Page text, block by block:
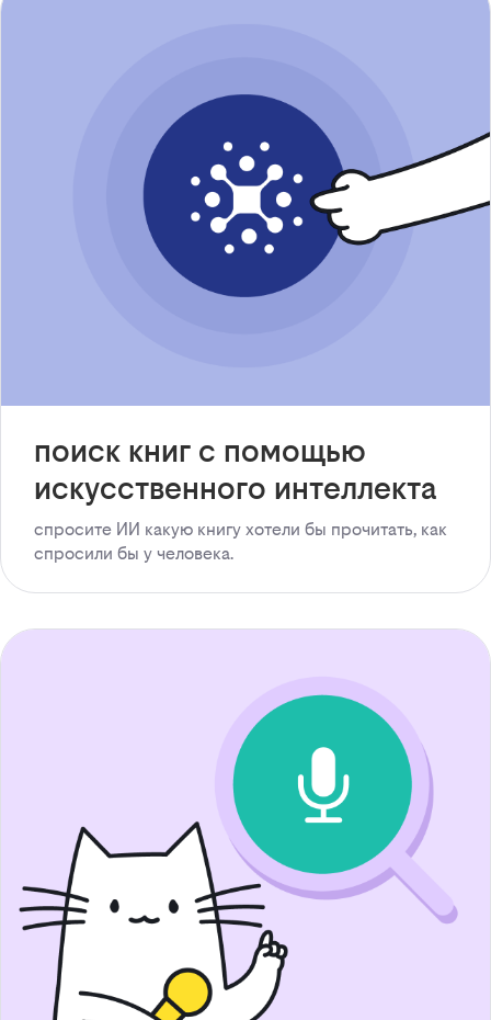
поиск книг с помощью
искусственного интеллекта
спросите ИИ какую книгу хотели бы прочитать, как
спросили бы у человека.